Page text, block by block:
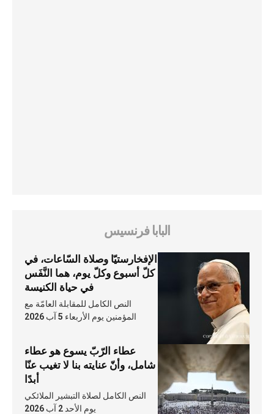
البابا فرنسيس
الإفخارستيّا وصلاة السّاعات، في
كلّ أسبوع وكلّ يوم، هما النَّفَس
في حياة الكنيسة
النص الكامل للمقابلة العامّة مع
المؤمنين يوم الأربعاء 5 آب 2026
عطاء الرّبّ يسوع هو عطاء
شامل، وأنّ عنايته بنا لا تغيب عنّا
أبدًا
النص الكامل لصلاة التبشير الملائكي
يوم الأحد 2 آب 2026